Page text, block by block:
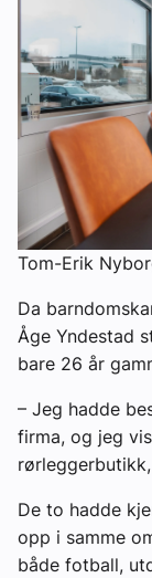
Tom-Erik
Da
Åge Yndestad
bare 26 år
– Jeg hadde
firma, og jeg
De to hadde
opp i samme
både fotball,